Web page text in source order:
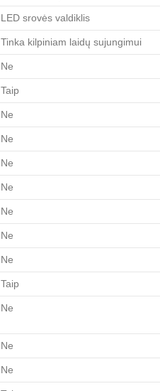
LED srovės valdiklis
Tinka kilpiniam laidų sujungimui
Ne
Taip
Ne
Ne
Ne
Ne
Ne
Ne
Ne
Taip
Ne
Ne
Ne